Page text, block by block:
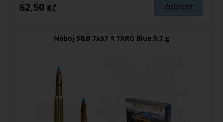
Zobrazit
62,50 Kč
Náboj S&B 7x57 R TXRG Blue 9,7 g